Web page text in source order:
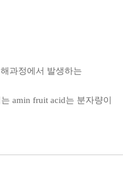
과정에서 발생하는
amin fruit acid는 분자량이